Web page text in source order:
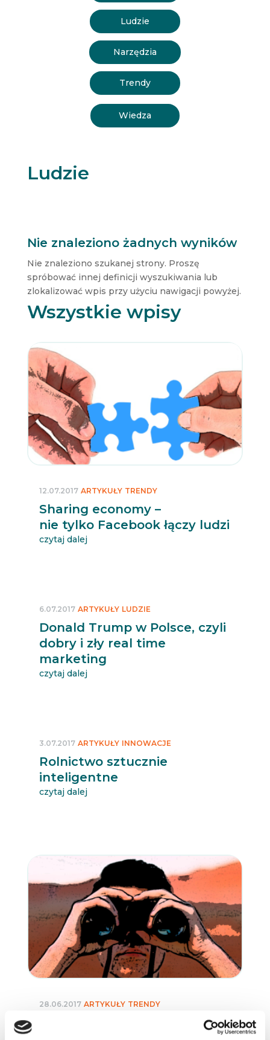
Ludzie
Narzędzia
Trendy
Wiedza
Ludzie
Nie znaleziono żadnych wyników
Nie znaleziono szukanej strony. Proszę
spróbować innej definicji wyszukiwania lub
zlokalizować wpis przy użyciu nawigacji powyżej.
Wszystkie wpisy
Sharing economy –
nie tylko Facebook łączy ludzi
12.07.2017 ARTYKUŁY TRENDY
czytaj dalej
Donald Trump w Polsce, czyli
dobry i zły real time
marketing
6.07.2017 ARTYKUŁY LUDZIE
czytaj dalej
Rolnictwo sztucznie
inteligentne
3.07.2017 ARTYKUŁY INNOWACJE
czytaj dalej
28.06.2017 ARTYKUŁY TRENDY